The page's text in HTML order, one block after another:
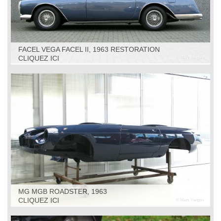
FACEL VEGA FACEL II, 1963 RESTORATION
CLIQUEZ ICI
MG MGB ROADSTER, 1963
CLIQUEZ ICI